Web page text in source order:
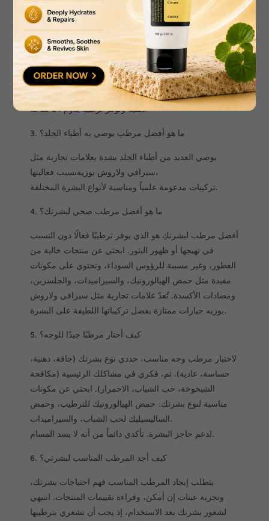
2. هل سيرافي مرطب جيد؟
نعم، سيرافي مرطب جيد، وغالبًا ما يوصي به أطباء الجلد.
منتجاتهم، مثل...لوشن سيرافي المرطب اليوميو
كريم ترطيبتتكون هذه المنتجات من السيراميدات الأساسية
وحمض الهيالورونيك والنياسيناميد، التي تساعد على استعادة
حاجز البشرة الطبيعي والحفاظ عليه. وهي معروفة بكونها غير
دهنية وتوفر ترطيبًا يدوم 24 ساعة.
3. ما هو أفضل مرطب يوصي به أطباء الجلد؟
يوصي العديد من أطباء الجلد بشدة بعلامات تجارية مثل
سيرافي ولاروش بوزيه
بسبب فعاليتها،
تركيبات مدعومة علمياً ومناسبة لأنواع البشرة المختلفة.
4. ما هو أفضل مرطب صحي لبشرتك؟
أفضل مرطب لبشرتكِ هو الذي يوفر ترطيبًا فعالًا دون التسبب
في تهيجها أو ظهور البثور. ابحثي عن منتجات خالية من
العطور، وغير مسببة للرؤوس السوداء، وتحتوي على مكونات
مفيدة مثل حمض الهيالورونيك، والسيراميدات، والجلسرين،
ومضادات الأكسدة. تُعدّ علامات تجارية مثل سيرافي ولاروش
بوزيه خيارات ممتازة بفضل تركيباتها اللطيفة على البشرة.
5. كيف أختار مرطبًا جيدًا للوجه؟
لاختيار مرطب وجه مناسب، حددي نوع بشرتك (جافة، دهنية،
حساسة، عادية). ثم، فكري في مشاكلك الرئيسية (مكافحة
الشيخوخة، حب الشباب، الاحمرار). ابحثي عن مكونات
مناسبة لنوع بشرتك: حمض الهيالورونيك للترطيب، وحمض
الساليسيليك لحب الشباب، والسيراميدات.
لدعم حاجز البشرة. تأكدي دائماً من أنه لا يسد المسام.
6. كيف أجد المرطب المناسب لبشرتي؟
يتطلب إيجاد المرطب المناسب فهم احتياجات بشرتك،
وتجربة عينات إن أمكن، وقراءة تقييمات المنتجات. انتبهي
لشعور بشرتك بعد الاستخدام، إذ يجب أن تشعري بترطيبها